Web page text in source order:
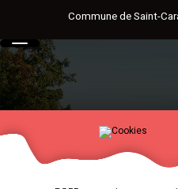
Commune de Saint-